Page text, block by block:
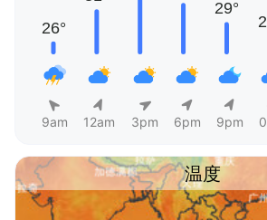
9am 12am 3pm 6pm 9pm
温度